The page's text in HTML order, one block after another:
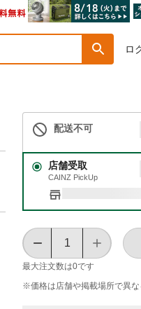
ロ
配送不可
店舗受取
CAINZ PickUp
最大注文数は0です
※価格は​店舗や​掲載場所で​異な